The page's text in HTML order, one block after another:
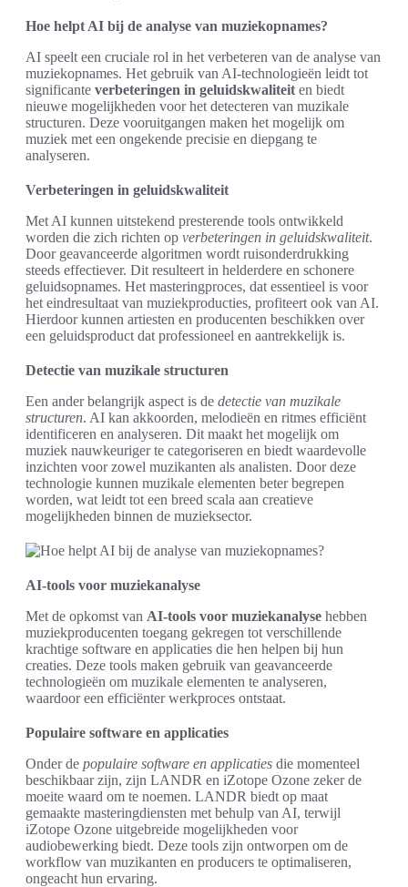
Hoe helpt AI bij de analyse van muziekopnames?
AI speelt een cruciale rol in het verbeteren van de analyse van
muziekopnames. Het gebruik van AI-technologieën leidt tot
significante verbeteringen in geluidskwaliteit en biedt
nieuwe mogelijkheden voor het detecteren van muzikale
structuren. Deze vooruitgangen maken het mogelijk om
muziek met een ongekende precisie en diepgang te
analyseren.
Verbeteringen in geluidskwaliteit
Met AI kunnen uitstekend presterende tools ontwikkeld
worden die zich richten op verbeteringen in geluidskwaliteit.
Door geavanceerde algoritmen wordt ruisonderdrukking
steeds effectiever. Dit resulteert in helderdere en schonere
geluidsopnames. Het masteringproces, dat essentieel is voor
het eindresultaat van muziekproducties, profiteert ook van AI.
Hierdoor kunnen artiesten en producenten beschikken over
een geluidsproduct dat professioneel en aantrekkelijk is.
Detectie van muzikale structuren
Een ander belangrijk aspect is de detectie van muzikale
structuren. AI kan akkoorden, melodieën en ritmes efficiënt
identificeren en analyseren. Dit maakt het mogelijk om
muziek nauwkeuriger te categoriseren en biedt waardevolle
inzichten voor zowel muzikanten als analisten. Door deze
technologie kunnen muzikale elementen beter begrepen
worden, wat leidt tot een breed scala aan creatieve
mogelijkheden binnen de muzieksector.
AI-tools voor muziekanalyse
Met de opkomst van AI-tools voor muziekanalyse hebben
muziekproducenten toegang gekregen tot verschillende
krachtige software en applicaties die hen helpen bij hun
creaties. Deze tools maken gebruik van geavanceerde
technologieën om muzikale elementen te analyseren,
waardoor een efficiënter werkproces ontstaat.
Populaire software en applicaties
Onder de populaire software en applicaties die momenteel
beschikbaar zijn, zijn LANDR en iZotope Ozone zeker de
moeite waard om te noemen. LANDR biedt op maat
gemaakte masteringdiensten met behulp van AI, terwijl
iZotope Ozone uitgebreide mogelijkheden voor
audiobewerking biedt. Deze tools zijn ontworpen om de
workflow van muzikanten en producers te optimaliseren,
ongeacht hun ervaring.